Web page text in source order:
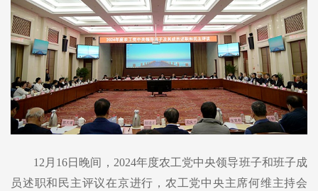
12月16日晚间，2024年度农工党中央领导班子和班子成
员述职和民主评议在京进行，农工党中央主席何维主持会